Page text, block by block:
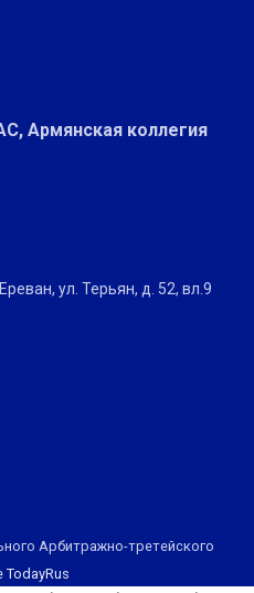
Армянская коллегия
ул. Терьян, д. 52, вл.9
Арбитражно-третейского
TodayRus